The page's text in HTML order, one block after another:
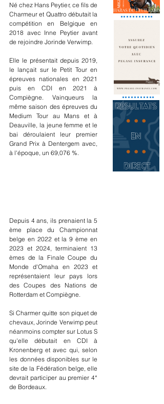
Né chez Hans Peytier, ce fils de
Charmeur et Quattro débutait la
compétition en Belgique en
2018 avec Inne Peytier avant
de rejoindre Jorinde Verwimp.
Elle le présentait depuis 2019,
le lançait sur le Petit Tour en
épreuves nationales en 2021
puis en CDI en 2021 à
Compiègne. Vainqueurs la
même saison des épreuves du
Medium Tour au Mans et à
Deauville, la jeune femme et le
bai déroulaient leur premier
Grand Prix à Dentergem avec,
à l'époque, un 69,076 %.
Depuis 4 ans, ils prenaient la 5
ème place du Championnat
belge en 2022 et la 9 ème en
2023 et 2024, terminaient 13
èmes de la Finale Coupe du
Monde d'Omaha en 2023 et
représentaient leur pays lors
des Coupes des Nations de
Rotterdam et Compiègne.
Si Charmer quitte son piquet de
chevaux, Jorinde Verwimp peut
néanmoins compter sur Lotus S
qu'elle débutait en CDI à
Kronenberg et avec qui, selon
les données disponibles sur le
site de la Fédération belge, elle
devrait participer au premier 4*
de Bordeaux.